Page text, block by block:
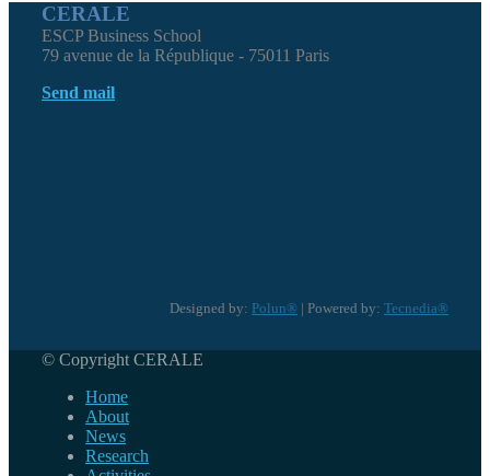
CERALE
ESCP Business School
79 avenue de la République - 75011 Paris
Send mail
Designed by: Polun® | Powered by: Tecnedia®
© Copyright CERALE
Home
About
News
Research